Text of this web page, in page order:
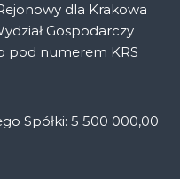
dla Krakowa
Gospodarczy
pod numerem KRS
Spółki: 5 500 000,00